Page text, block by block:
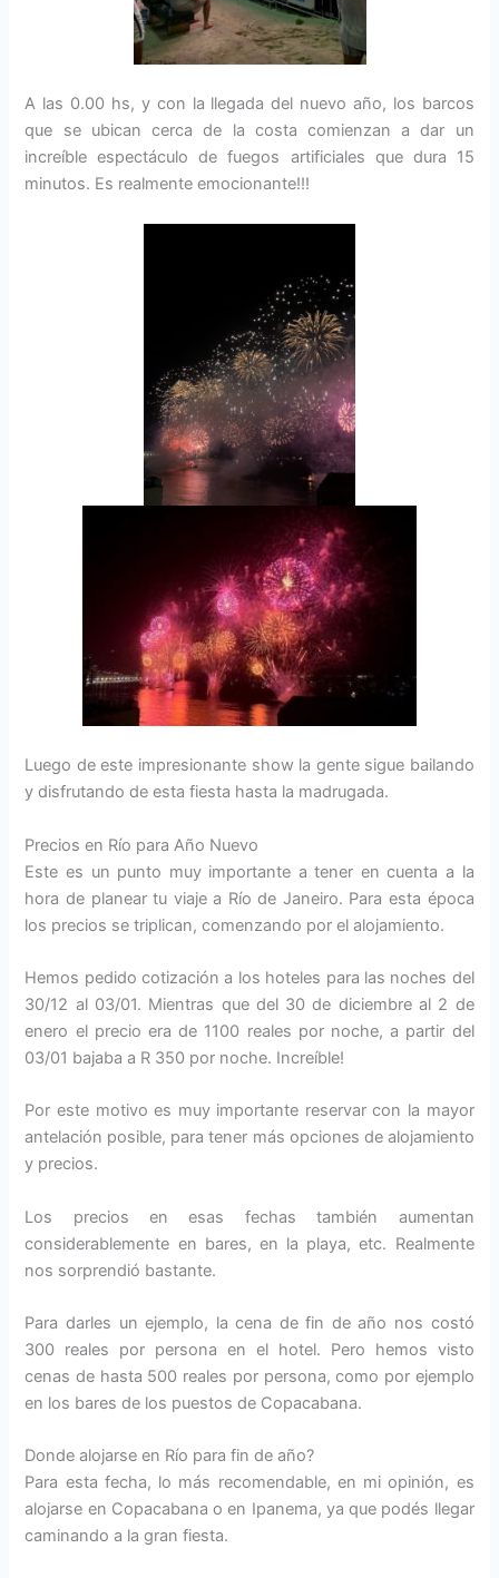
A las 0.00 hs, y con la llegada del nuevo año, los barcos
que se ubican cerca de la costa comienzan a dar un
increíble espectáculo de fuegos artificiales que dura 15
minutos. Es realmente emocionante!!!
Luego de este impresionante show la gente sigue bailando
y disfrutando de esta fiesta hasta la madrugada.
Precios en Río para Año Nuevo
Este es un punto muy importante a tener en cuenta a la
hora de planear tu viaje a Río de Janeiro. Para esta época
los precios se triplican, comenzando por el alojamiento.
Hemos pedido cotización a los hoteles para las noches del
30/12 al 03/01. Mientras que del 30 de diciembre al 2 de
enero el precio era de 1100 reales por noche, a partir del
03/01 bajaba a R 350 por noche. Increíble!
Por este motivo es muy importante reservar con la mayor
antelación posible, para tener más opciones de alojamiento
y precios.
Los precios en esas fechas también aumentan
considerablemente en bares, en la playa, etc. Realmente
nos sorprendió bastante.
Para darles un ejemplo, la cena de fin de año nos costó
300 reales por persona en el hotel. Pero hemos visto
cenas de hasta 500 reales por persona, como por ejemplo
en los bares de los puestos de Copacabana.
Donde alojarse en Río para fin de año?
Para esta fecha, lo más recomendable, en mi opinión, es
alojarse en Copacabana o en Ipanema, ya que podés llegar
caminando a la gran fiesta.